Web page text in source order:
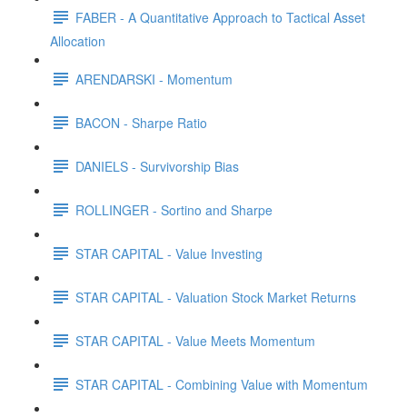
FABER - A Quantitative Approach to Tactical Asset
Allocation
ARENDARSKI - Momentum
BACON - Sharpe Ratio
DANIELS - Survivorship Bias
ROLLINGER - Sortino and Sharpe
STAR CAPITAL - Value Investing
STAR CAPITAL - Valuation Stock Market Returns
STAR CAPITAL - Value Meets Momentum
STAR CAPITAL - Combining Value with Momentum